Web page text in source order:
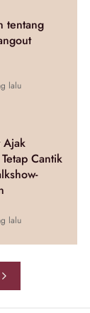
tentang
lalu
Ajak
Cantik
lalu